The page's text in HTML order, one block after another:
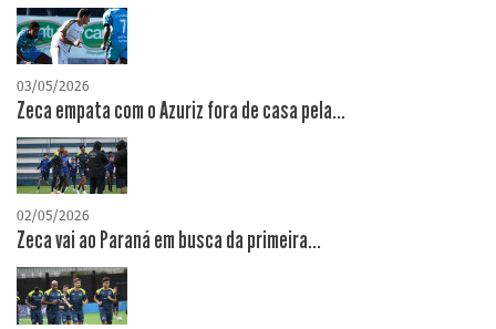
03/05/2026
Zeca empata com o Azuriz fora de casa pela...
02/05/2026
Zeca vai ao Paraná em busca da primeira...